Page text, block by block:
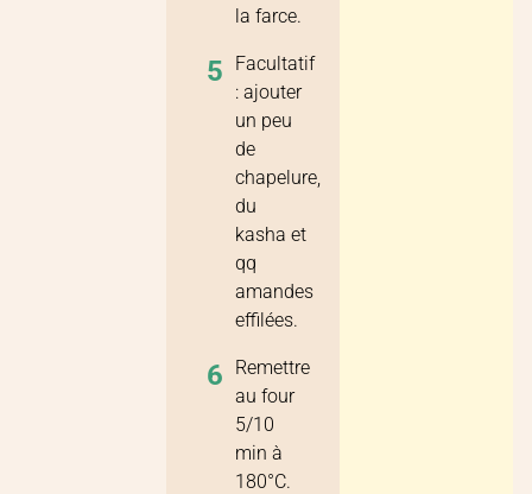
la farce.
5
Facultatif
: ajouter
un peu
de
chapelure,
du
kasha et
qq
amandes
effilées.
6
Remettre
au four
5/10
min à
180°C.